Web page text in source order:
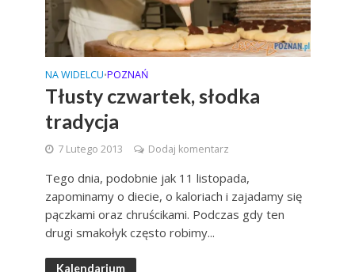
NA WIDELCU•POZNAŃ
Tłusty czwartek, słodka
tradycja
7 Lutego 2013 Dodaj komentarz
Tego dnia, podobnie jak 11 listopada,
zapominamy o diecie, o kaloriach i zajadamy się
pączkami oraz chruścikami. Podczas gdy ten
drugi smakołyk często robimy...
Kalendarium